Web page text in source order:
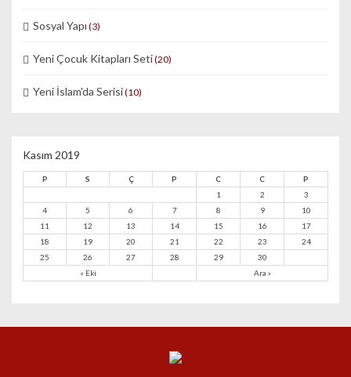
Sosyal Yapı (3)
Yeni Çocuk Kitapları Seti(20)
Yeni İslam'da Serisi(10)
Kasım 2019
P S Ç P C C P
« Eki Ara »
1 2
3
4
5 6 7 8 9
10
11
12 13 14 15 16
17
18
19 20 21 22 23
24
25
26 27 28 29 30